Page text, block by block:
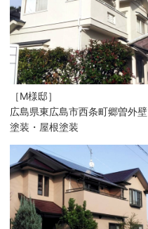
［M様邸］
広島県東広島市西条町郷曽外壁
塗装・屋根塗装